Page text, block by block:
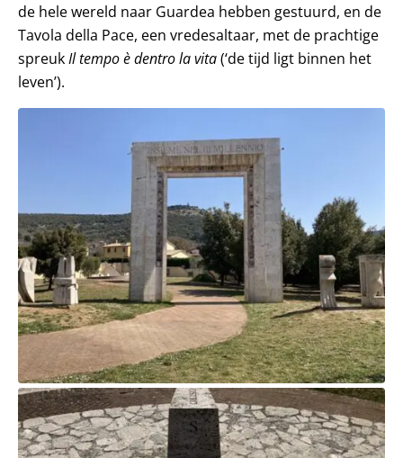
de hele wereld naar Guardea hebben gestuurd, en de
Tavola della Pace, een vredesaltaar, met de prachtige
spreukIl tempo è dentro la vita(‘de tijd ligt binnen het
leven’).